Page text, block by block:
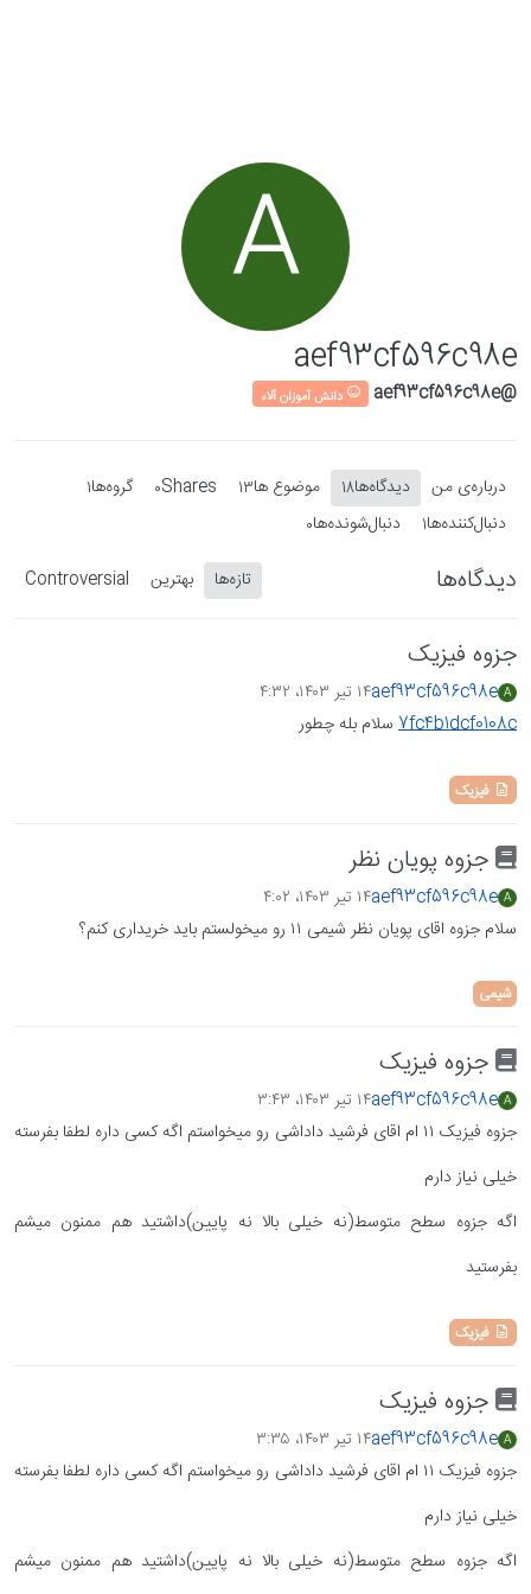
A
aef93cf596c98e
@aef93cf596c98e دانش آموزان آلاء
درباره‌‌ی من دیدگاه‌ها18 موضوع ها13
Shares
0 گروه‌ها1
دنبال‌کننده‌ها1 دنبال‌شونده‌ها0
دیدگاه‌ها تازه‌ها بهترین Controversial
جزوه فیزیک
A
aef93cf596c98e۱۴ تیر ۱۴۰۳،‏ ۴:۳۲
7fc4b1dcf0108c سلام بله چطور
فیزیک
جزوه پویان نظر
A
aef93cf596c98e۱۴ تیر ۱۴۰۳،‏ ۴:۰۲
سلام جزوه اقای پویان نظر شیمی ۱۱ رو میخولستم باید خریداری کنم؟
شیمی
جزوه فیزیک
A
aef93cf596c98e۱۴ تیر ۱۴۰۳،‏ ۳:۴۳
جزوه فیزیک ۱۱ ام اقای فرشید داداشی رو میخواستم اگه کسی داره لطفا بفرسته
خیلی نیاز دارم
اگه جزوه سطح متوسط(نه خیلی بالا نه پایین)داشتید هم ممنون میشم
بفرستید
فیزیک
جزوه فیزیک
A
aef93cf596c98e۱۴ تیر ۱۴۰۳،‏ ۳:۳۵
جزوه فیزیک ۱۱ ام اقای فرشید داداشی رو میخواستم اگه کسی داره لطفا بفرسته
خیلی نیاز دارم
اگه جزوه سطح متوسط(نه خیلی بالا نه پایین)داشتید هم ممنون میشم